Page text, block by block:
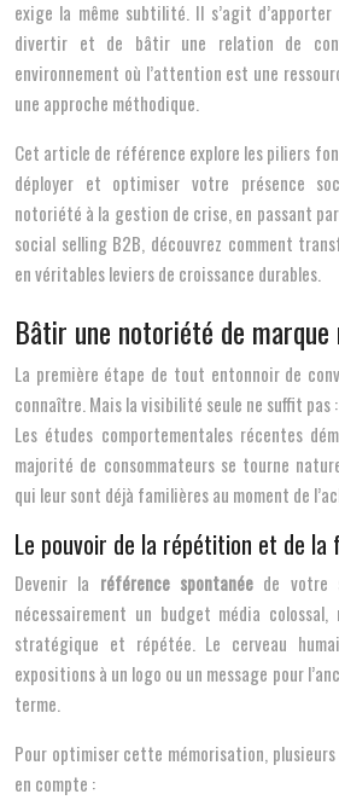
exige la même subtilité. Il s’agit d’apporter
divertir et de bâtir une relation de
environnement où l’attention est une
une approche méthodique.
Cet article de référence explore les piliers
déployer et optimiser votre présence
notoriété à la gestion de crise, en passant
social selling B2B, découvrez comment
en véritables leviers de croissance durables.
Bâtir une notoriété de marque
La première étape de tout entonnoir de
connaître. Mais la visibilité seule ne suffit pas
Les études comportementales récentes
majorité de consommateurs se tourne
qui leur sont déjà familières au moment de
Le pouvoir de la répétition et de
Devenir la référence spontanée de votre
nécessairement un budget média
stratégique et répétée. Le cerveau
expositions à un logo ou un message pour
terme.
Pour optimiser cette mémorisation,
en compte :